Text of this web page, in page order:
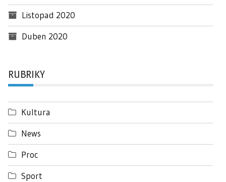
Listopad 2020
Duben 2020
RUBRIKY
Kultura
News
Proc
Sport